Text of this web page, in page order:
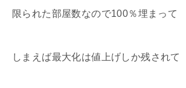
限られた部屋数なので100％埋まって
しまえば最大化は値上げしか残されて